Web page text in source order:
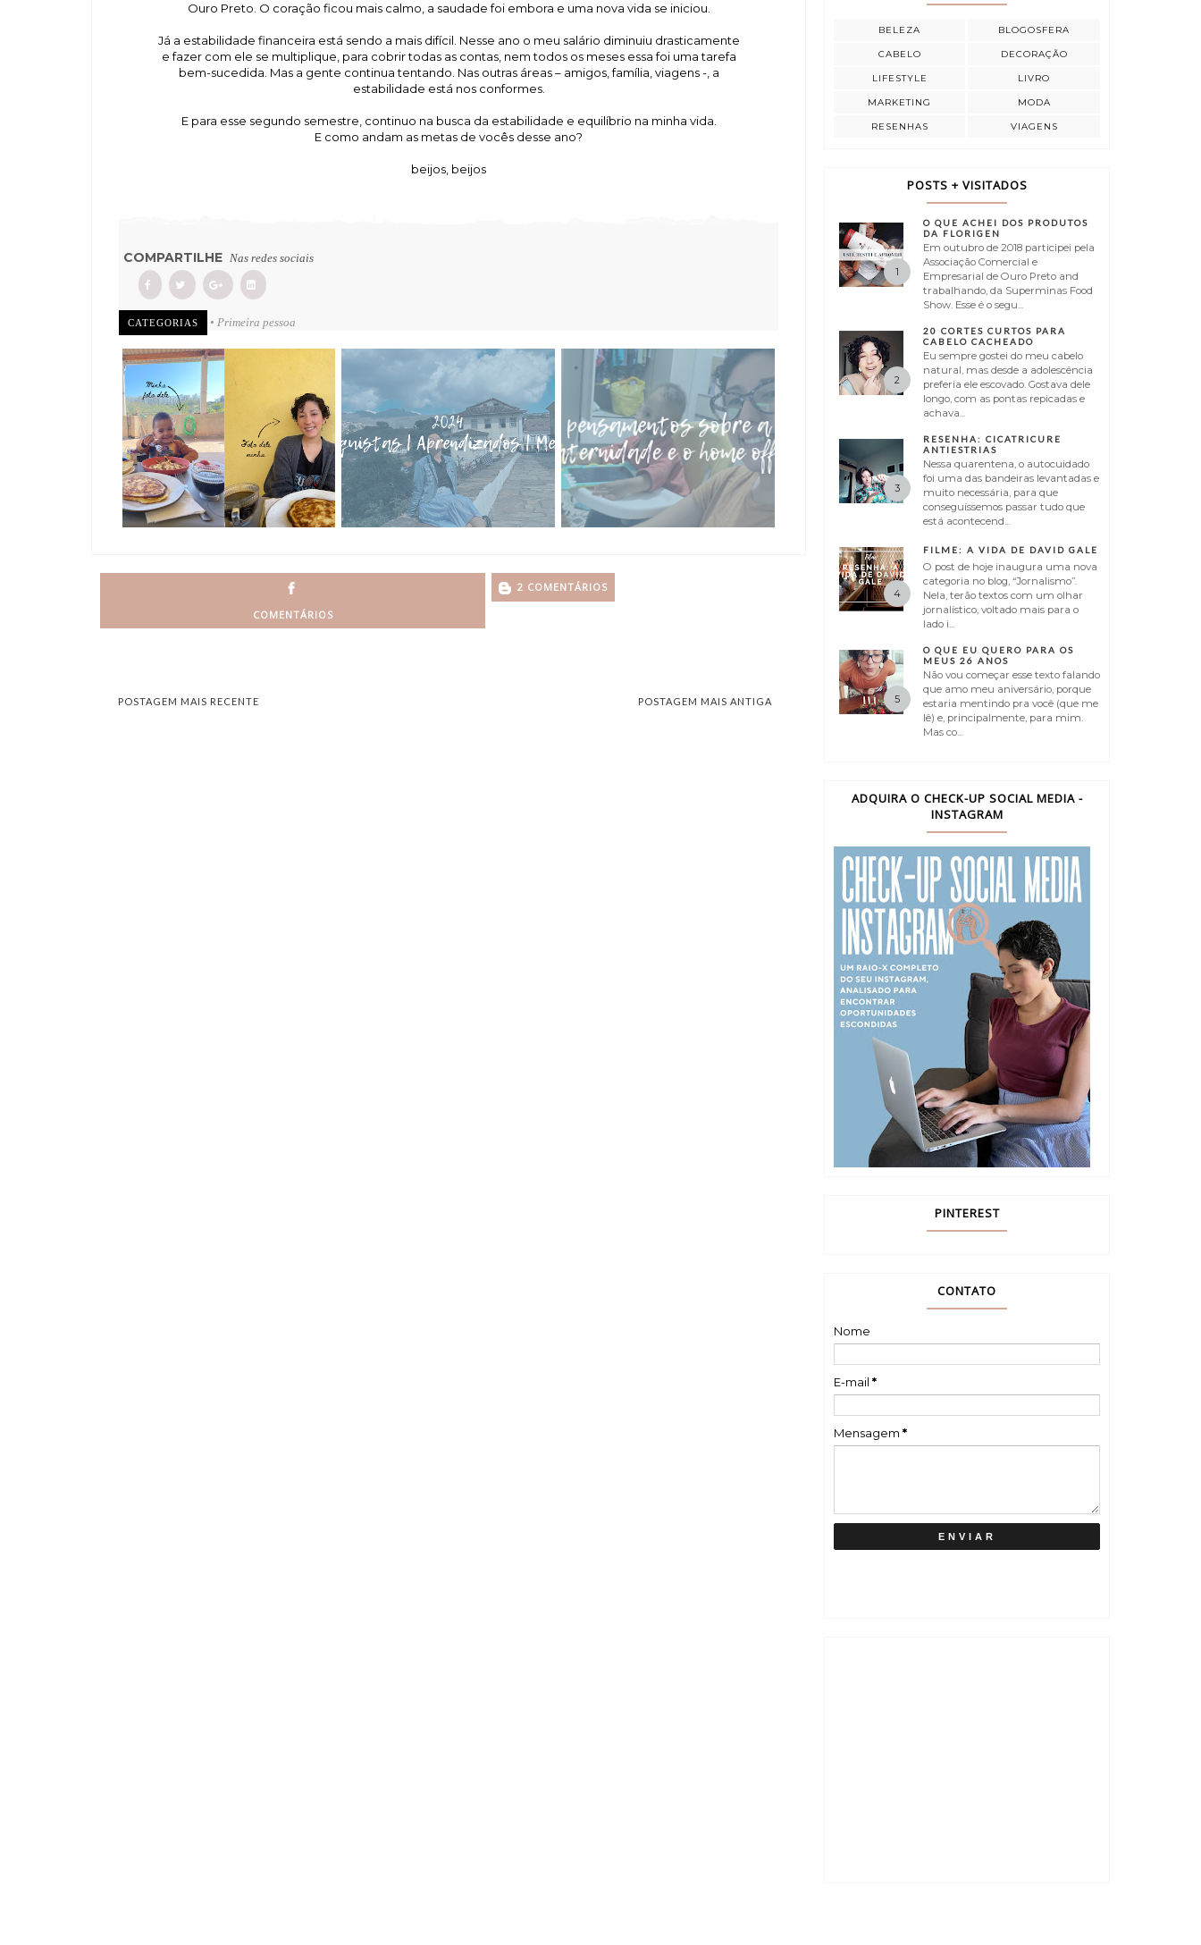
Ouro Preto. O coração ficou mais calmo, a saudade foi embora e uma nova vida se iniciou.
Já a estabilidade financeira está sendo a mais difícil. Nesse ano o meu salário diminuiu drasticamente
e fazer com ele se multiplique, para cobrir todas as contas, nem todos os meses essa foi uma tarefa
bem-sucedida. Mas a gente continua tentando. Nas outras áreas – amigos, família, viagens -, a
estabilidade está nos conformes.
E para esse segundo semestre, continuo na busca da estabilidade e equilíbrio na minha vida.
E como andam as metas de vocês desse ano?
beijos, beijos
COMPARTILHE Nas redes sociais
CATEGORIAS • Primeira pessoa
COMENTÁRIOS
2 COMENTÁRIOS
POSTAGEM MAIS RECENTE POSTAGEM MAIS ANTIGA
BELEZA BLOGOSFERA
CABELO DECORAÇÃO
LIFESTYLE LIVRO
MARKETING MODA
RESENHAS VIAGENS
POSTS + VISITADOS
O QUE ACHEI DOS PRODUTOS
DA FLORIGEN
Em outubro de 2018 participei pela
Associação Comercial e
Empresarial de Ouro Preto and
trabalhando, da Superminas Food
Show. Esse é o segu...
20 CORTES CURTOS PARA
CABELO CACHEADO
Eu sempre gostei do meu cabelo
natural, mas desde a adolescência
preferia ele escovado. Gostava dele
longo, com as pontas repicadas e
achava...
RESENHA: CICATRICURE
ANTIESTRIAS
Nessa quarentena, o autocuidado
foi uma das bandeiras levantadas e
muito necessária, para que
conseguíssemos passar tudo que
está acontecend...
FILME: A VIDA DE DAVID GALE
O post de hoje inaugura uma nova
categoria no blog, “Jornalismo”.
Nela, terão textos com um olhar
jornalístico, voltado mais para o
lado i...
O QUE EU QUERO PARA OS
MEUS 26 ANOS
Não vou começar esse texto falando
que amo meu aniversário, porque
estaria mentindo pra você (que me
lê) e, principalmente, para mim.
Mas co...
ADQUIRA O CHECK-UP SOCIAL MEDIA -
INSTAGRAM
PINTEREST
CONTATO
Nome
E-mail *
Mensagem *